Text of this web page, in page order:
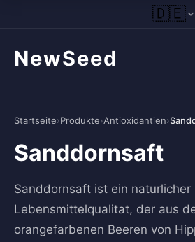
🇩🇪
NewSeed
Startseite›Produkte›Antioxidantien›
Sanddornsaft
Sanddornsaft ist ein naturlicher
Lebensmittelqualitat, der aus
orangefarbenen Beeren von